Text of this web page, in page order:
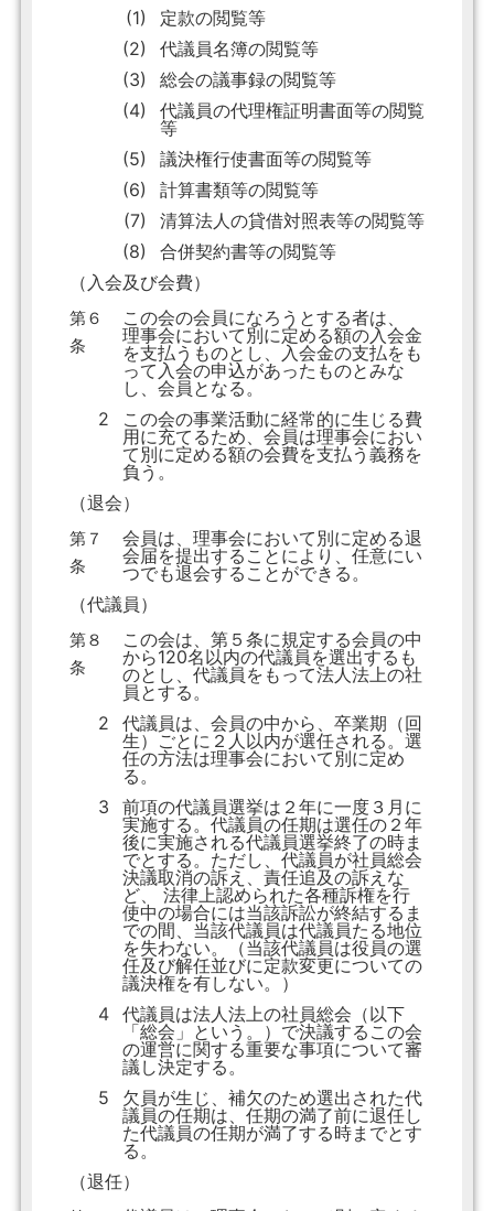
(1)
定款の閲覧等
(2)
代議員名簿の閲覧等
(3)
総会の議事録の閲覧等
(4)
代議員の代理権証明書面等の閲覧
等
(5)
議決権行使書面等の閲覧等
(6)
計算書類等の閲覧等
(7)
清算法人の貸借対照表等の閲覧等
(8)
合併契約書等の閲覧等
（入会及び会費）
第６
条
この会の会員になろうとする者は、
理事会において別に定める額の入会金
を支払うものとし、入会金の支払をも
って入会の申込があったものとみな
し、会員となる。
2
この会の事業活動に経常的に生じる費
用に充てるため、会員は理事会におい
て別に定める額の会費を支払う義務を
負う。
（退会）
第７
条
会員は、理事会において別に定める退
会届を提出することにより、任意にい
つでも退会することができる。
（代議員）
第８
条
この会は、第５条に規定する会員の中
から120名以内の代議員を選出するも
のとし、代議員をもって法人法上の社
員とする。
2
代議員は、会員の中から、卒業期（回
生）ごとに２人以内が選任される。選
任の方法は理事会において別に定め
る。
3
前項の代議員選挙は２年に一度３月に
実施する。代議員の任期は選任の２年
後に実施される代議員選挙終了の時ま
でとする。ただし、代議員が社員総会
決議取消の訴え、責任追及の訴えな
ど、 法律上認められた各種訴権を行
使中の場合には当該訴訟が終結するま
での間、当該代議員は代議員たる地位
を失わない。（当該代議員は役員の選
任及び解任並びに定款変更についての
議決権を有しない。）
4
代議員は法人法上の社員総会（以下
「総会」という。）で決議するこの会
の運営に関する重要な事項について審
議し決定する。
5
欠員が生じ、補欠のため選出された代
議員の任期は、任期の満了前に退任し
た代議員の任期が満了する時までとす
る。
（退任）